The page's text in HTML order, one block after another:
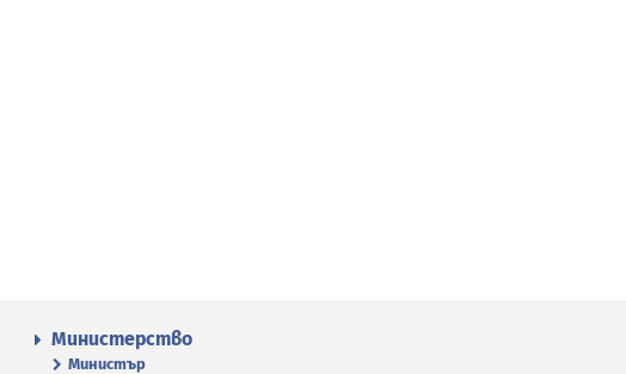
Министерство
Министър